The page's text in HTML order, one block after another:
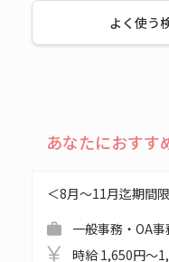
よく使う
あなたにおすす
＜8月～11月迄期間
一般事務・OA
時給 1,650円～